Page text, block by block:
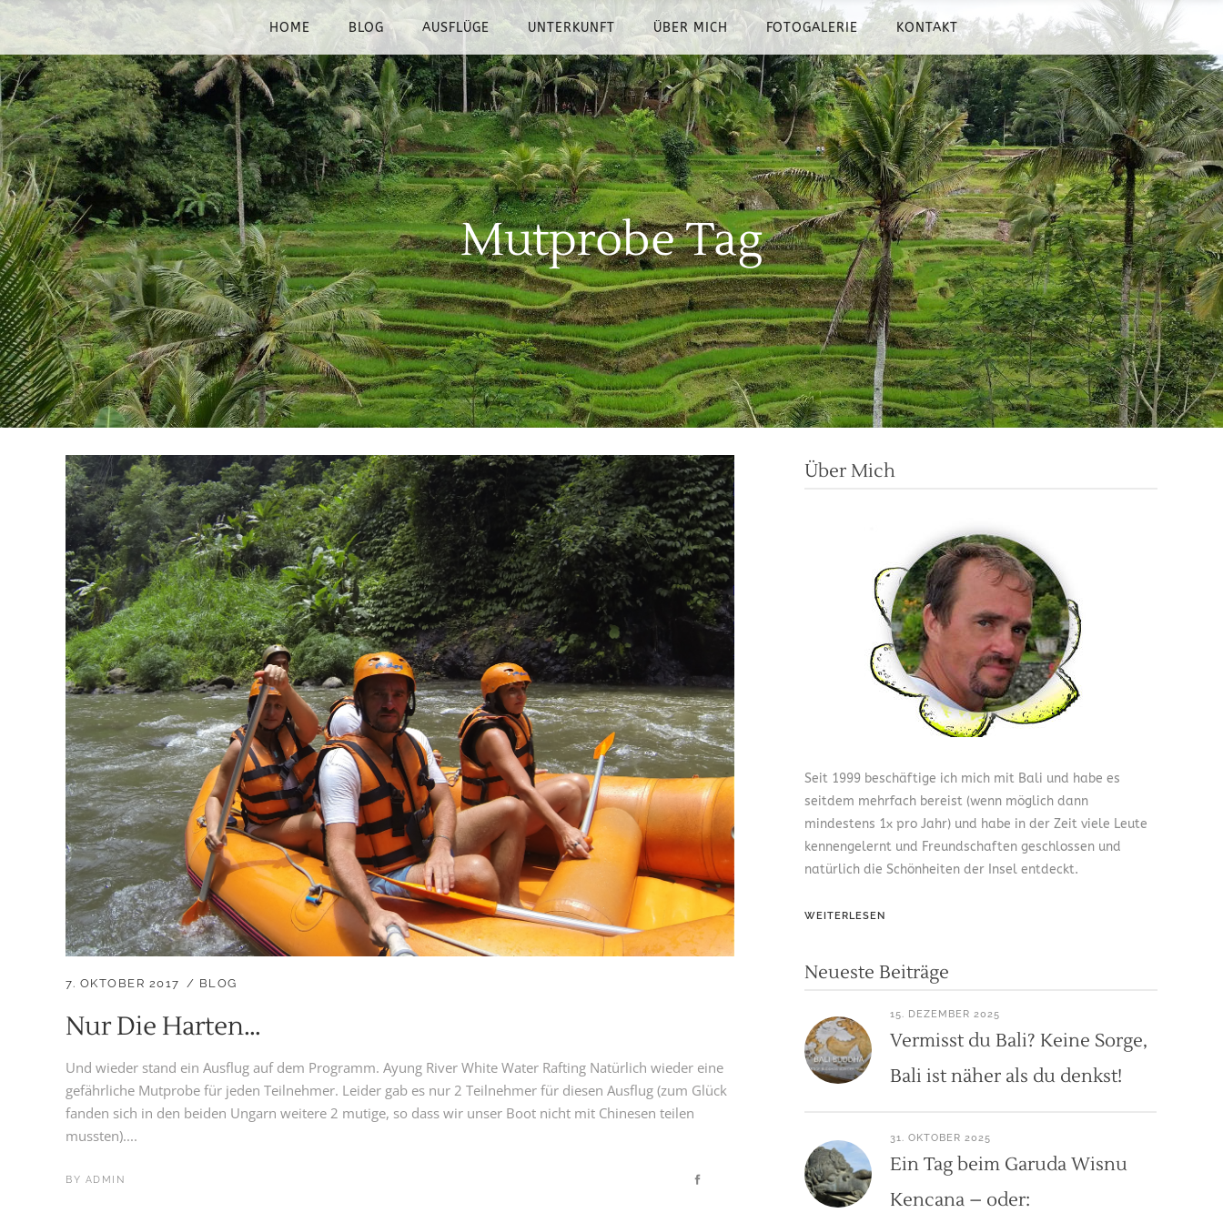
HOME BLOG AUSFLÜGE UNTERKUNFT ÜBER MICH FOTOGALERIE KONTAKT
Mutprobe Tag
7. OKTOBER 2017 BLOG
Nur Die Harten…
Und wieder stand ein Ausflug auf dem Programm. Ayung River White Water Rafting Natürlich wieder eine
gefährliche Mutprobe für jeden Teilnehmer. Leider gab es nur 2 Teilnehmer für diesen Ausflug (zum Glück
fanden sich in den beiden Ungarn weitere 2 mutige, so dass wir unser Boot nicht mit Chinesen teilen
mussten)....
BY ADMIN
Über Mich
Seit 1999 beschäftige ich mich mit Bali und habe es
seitdem mehrfach bereist (wenn möglich dann
mindestens 1x pro Jahr) und habe in der Zeit viele Leute
kennengelernt und Freundschaften geschlossen und
natürlich die Schönheiten der Insel entdeckt.
WEITERLESEN
Neueste Beiträge
15. DEZEMBER 2025
Vermisst du Bali? Keine Sorge,
Bali ist näher als du denkst!
31. OKTOBER 2025
Ein Tag beim Garuda Wisnu
Kencana – oder: